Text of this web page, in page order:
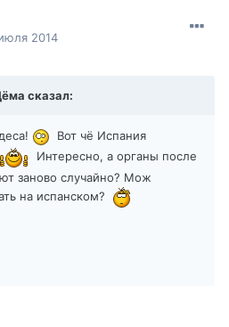
2014
сказал:
Вот чё Испания
Интересно, а органы после
заново случайно? Мож
на испанском?